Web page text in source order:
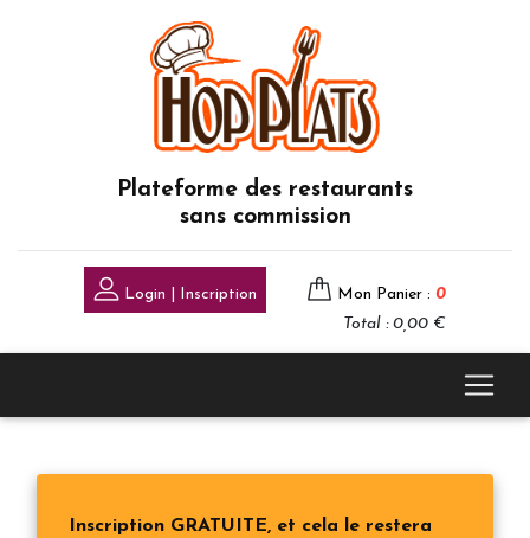
Plateforme des restaurants
sans commission
Login | Inscription Mon Panier : 0
Total : 0,00 €
Inscription GRATUITE, et cela le restera